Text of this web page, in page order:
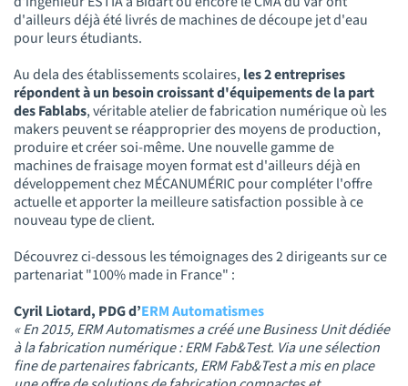
d'ailleurs déjà été livrés de machines de découpe jet d'eau
pour leurs étudiants.
Au dela des établissements scolaires,les 2 entreprises
répondent à un besoin croissant d'équipements de la part
des Fablabs, véritable atelier de fabrication numérique où les
makers peuvent se réapproprier des moyens de production,
produire et créer soi-même. Une nouvelle gamme de
machines de fraisage moyen format est d'ailleurs déjà en
développement chez MÉCANUMÉRIC pour compléter l'offre
actuelle et apporter la meilleure satisfaction possible à ce
nouveau type de client.
Découvrez ci-dessous les témoignages des 2 dirigeants sur ce
partenariat "100% made in France" :
Cyril Liotard, PDG d’ERM Automatismes
« En 2015, ERM Automatismes a créé une Business Unit dédiée
à la fabrication numérique : ERM Fab&Test. Via une sélection
fine de partenaires fabricants, ERM Fab&Test a mis en place